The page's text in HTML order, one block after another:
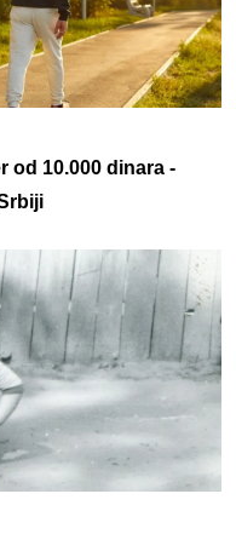
od 10.000 dinara -